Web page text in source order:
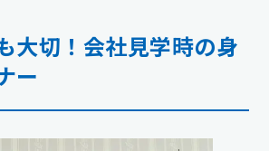
大切！会社見学時の身
ー